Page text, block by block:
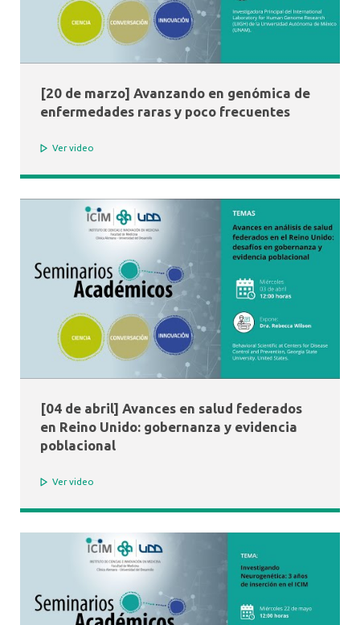
Ver video
[20 de marzo] Avanzando en genómica de
enfermedades raras y poco frecuentes
Ver video
[04 de abril] Avances en salud federados
en Reino Unido: gobernanza y evidencia
poblacional